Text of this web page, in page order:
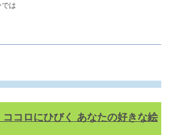
では
ココロにひびく あなたの好きな絵